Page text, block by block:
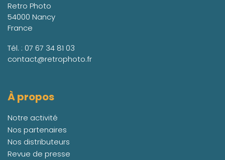
Retro Photo
54000 Nancy
France
Tél. : 07 67 34 81 03
contact@retrophoto.fr
À propos
Notre activité
Nos partenaires
Nos distributeurs
Revue de presse